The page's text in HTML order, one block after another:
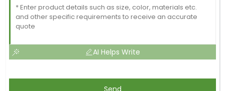
AI Helps Write